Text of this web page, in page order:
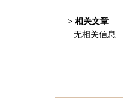
> 相关文章
无相关信息